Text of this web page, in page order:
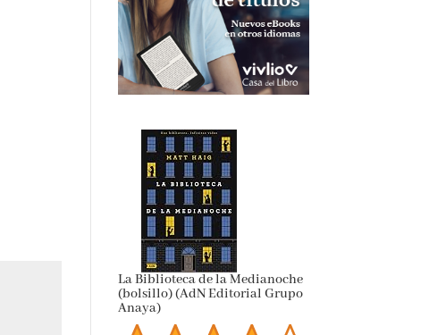
La Biblioteca de la Medianoche
(bolsillo) (AdN Editorial Grupo
Anaya)